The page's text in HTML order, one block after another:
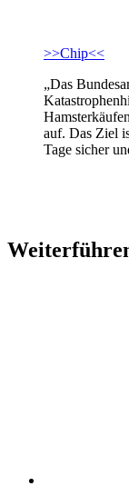
>>Chip<<
„Das
auf. Das Ziel
Tage sicher